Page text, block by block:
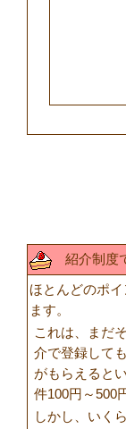
紹介制度
ほとんどのポ
ます。
これは、まだ
介で登録して
がもらえると
件100円～500
しかし、いく